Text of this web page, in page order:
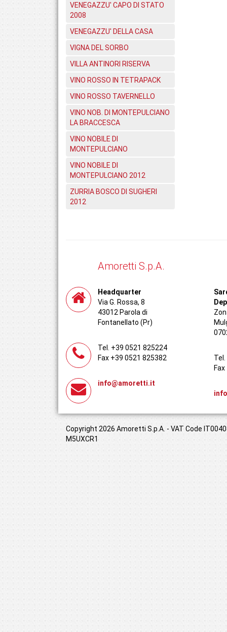
VENEGAZZU' CAPO DI STATO
2008
VENEGAZZU' DELLA CASA
VIGNA DEL SORBO
VILLA ANTINORI RISERVA
VINO ROSSO IN TETRAPACK
VINO ROSSO TAVERNELLO
VINO NOB. DI MONTEPULCIANO
LA BRACCESCA
VINO NOBILE DI
MONTEPULCIANO
VINO NOBILE DI
MONTEPULCIANO 2012
ZURRIA BOSCO DI SUGHERI
2012
Amoretti S.p.A.
Headquarter
Via G. Rossa, 8
43012 Parola di
Fontanellato (Pr)
Tel. +39 0521 825224
Fax +39 0521 825382
info@amoretti.it
Copyright 2026 Amoretti S.p.A. - VAT Code
M5UXCR1